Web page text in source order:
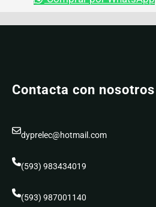
Contacta con nosotros
dyprelec@hotmail.com
(593) 983434019
(593) 987001140